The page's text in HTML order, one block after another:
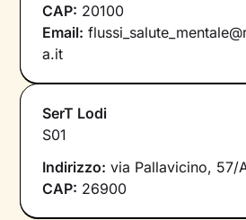
CAP: 20100
Email:
a.it
SerT Lodi
S01
Indirizzo: via Pallavicino, 57/
CAP: 26900